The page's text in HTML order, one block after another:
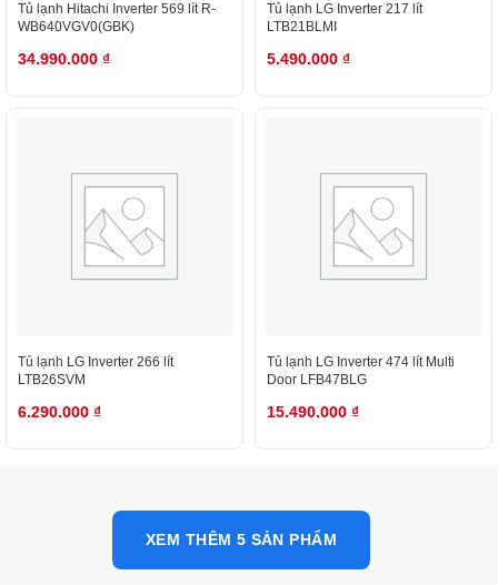
Tủ lạnh Hitachi Inverter 569 lít R-
WB640VGV0(GBK)
34.990.000 ₫
Tủ lạnh LG Inverter 217 lít
LTB21BLMI
5.490.000 ₫
Tủ lạnh LG Inverter 266 lít
LTB26SVM
6.290.000 ₫
Tủ lạnh LG Inverter 474 lít Multi
Door LFB47BLG
15.490.000 ₫
XEM THÊM 5 SẢN PHẨM